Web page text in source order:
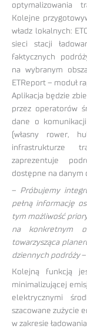
optymalizowania
Kolejne
władz lokalnych:
sieci stacji
faktycznych
na wybranym
ETReport – moduł
Aplikacja będzie
przez operatorów
dane o
(własny rower,
infrastrukturze
zaprezentuje
dostępne na danym
– Próbujemy
pełną informację
tym możliwość
na konkretnym
towarzysząca
dziennych podróży–
Kolejną funkcją
minimalizującej
elektrycznymi
szacowane zużycie
w zakresie